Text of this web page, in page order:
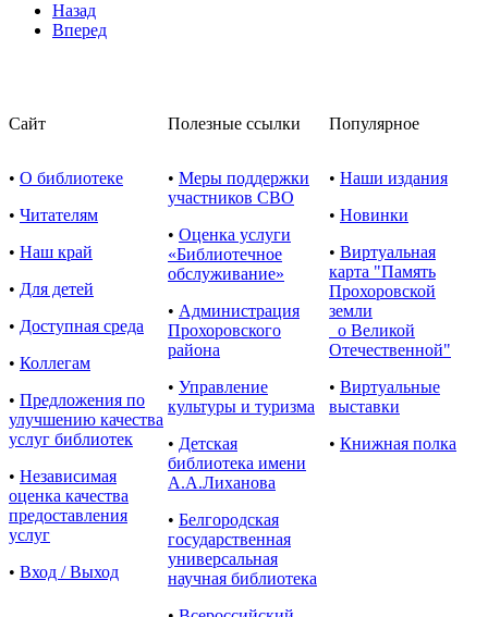
Назад
Вперед
Сайт Полезные ссылки Популярное
• О библиотеке
• Читателям
• Наш край
• Для детей
• Доступная среда
• Коллегам
• Предложения по
улучшению качества
услуг библиотек
• Независимая
оценка качества
предоставления
услуг
• Вход / Выход
• Меры поддержки
участников СВО
• Оценка услуги
«Библиотечное
обслуживание»
• Администрация
Прохоровского
района
• Управление
культуры и туризма
• Детская
библиотека имени
А.А.Лиханова
• Белгородская
государственная
универсальная
научная библиотека
• Наши издания
• Новинки
• Виртуальная
карта "Память
Прохоровской
земли
о Великой
Отечественной"
• Виртуальные
выставки
• Книжная полка